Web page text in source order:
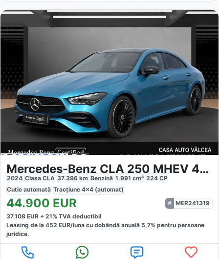
Mercedes-Benz CLA 250 MHEV 4MATIC
2024 Clasa CLA 37.396 km Benzină 1.991 cm³ 224 CP
Cutie automată Tracțiune 4x4 (automat)
44.900 EUR
MER241319
37.108 EUR + 21% TVA deductibil
Leasing de la 452 EUR/luna cu dobăndă anuală 5,7% pentru persoane
juridice.